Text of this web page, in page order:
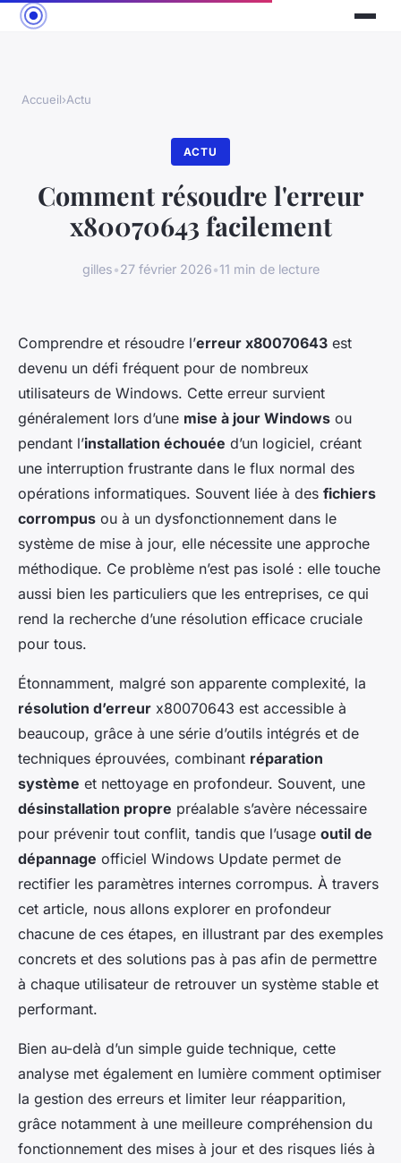
Accueil›Actu
ACTU
Comment résoudre l'erreur
x80070643 facilement
gilles•27 février 2026•11 min de lecture
Comprendre et résoudre l’erreur x80070643 est
devenu un défi fréquent pour de nombreux
utilisateurs de Windows. Cette erreur survient
généralement lors d’une mise à jour Windows ou
pendant l’installation échouée d’un logiciel, créant
une interruption frustrante dans le flux normal des
opérations informatiques. Souvent liée à des fichiers
corrompus ou à un dysfonctionnement dans le
système de mise à jour, elle nécessite une approche
méthodique. Ce problème n’est pas isolé : elle touche
aussi bien les particuliers que les entreprises, ce qui
rend la recherche d’une résolution efficace cruciale
pour tous.
Étonnamment, malgré son apparente complexité, la
résolution d’erreur x80070643 est accessible à
beaucoup, grâce à une série d’outils intégrés et de
techniques éprouvées, combinant réparation
système et nettoyage en profondeur. Souvent, une
désinstallation propre préalable s’avère nécessaire
pour prévenir tout conflit, tandis que l’usage outil de
dépannage officiel Windows Update permet de
rectifier les paramètres internes corrompus. À travers
cet article, nous allons explorer en profondeur
chacune de ces étapes, en illustrant par des exemples
concrets et des solutions pas à pas afin de permettre
à chaque utilisateur de retrouver un système stable et
performant.
Bien au-delà d’un simple guide technique, cette
analyse met également en lumière comment optimiser
la gestion des erreurs et limiter leur réapparition,
grâce notamment à une meilleure compréhension du
fonctionnement des mises à jour et des risques liés à